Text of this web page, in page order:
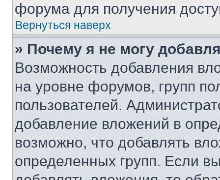
форума для получения
Вернуться наверх
» Почему я не могу
Возможность добавления
на уровне форумов, групп
пользователей.
добавление вложений в
возможно, что добавлять
определенных групп. Если